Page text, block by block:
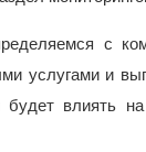
с
услугами и
влиять